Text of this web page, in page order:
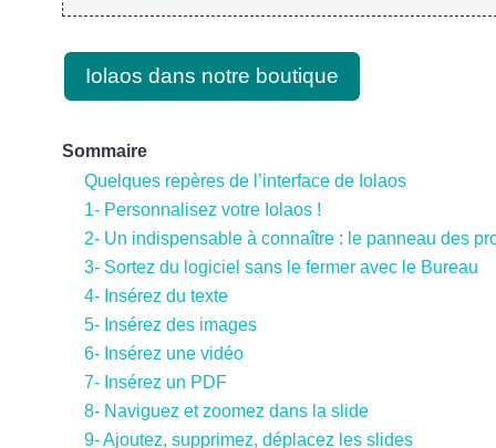
Iolaos dans notre boutique
Sommaire
Quelques repères de l’interface de Iolaos
1- Personnalisez votre Iolaos !
2- Un indispensable à connaître : le panneau des
3- Sortez du logiciel sans le fermer avec le Bureau
4- Insérez du texte
5- Insérez des images
6- Insérez une vidéo
7- Insérez un PDF
8- Naviguez et zoomez dans la slide
9- Ajoutez, supprimez, déplacez les slides